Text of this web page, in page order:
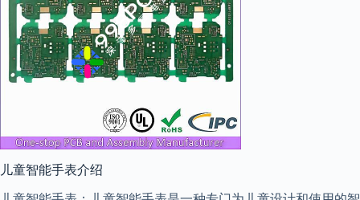
儿童智能手表介绍